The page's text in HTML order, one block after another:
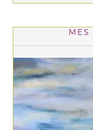
MES